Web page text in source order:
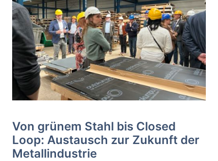
Von grünem Stahl bis Closed
Loop: Austausch zur Zukunft der
Metallindustrie